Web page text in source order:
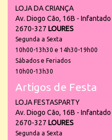
LOJA DA CRIANÇA
Av. Diogo Cão, 16B - Infantado
2670-327 LOURES
Segunda a Sexta
10h00-13h30 e 14h30-19h00
Sábados e Feriados
10h00-13h30
Artigos de Festa
LOJA FESTASPARTY
Av. Diogo Cão, 16B - Infantado
2670-327 LOURES
Segunda a Sexta